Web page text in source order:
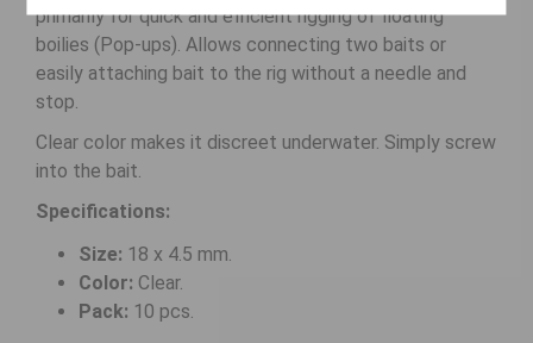
primarily for quick and efficient rigging of floating
boilies (Pop-ups). Allows connecting two baits or
easily attaching bait to the rig without a needle and
stop.
Clear color makes it discreet underwater. Simply screw
into the bait.
Specifications:
Size: 18 x 4.5 mm.
Color: Clear.
Pack: 10 pcs.